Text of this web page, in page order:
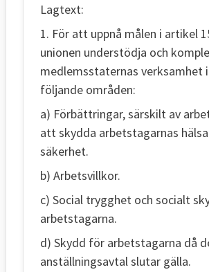
Lagtext:
1. För att uppnå målen i artikel
unionen understödja och
medlemsstaternas verksamhet
följande områden:
a) Förbättringar, särskilt av
att skydda arbetstagarnas
säkerhet.
b) Arbetsvillkor.
c) Social trygghet och socialt
arbetstagarna.
d) Skydd för arbetstagarna då
anställningsavtal slutar gälla.